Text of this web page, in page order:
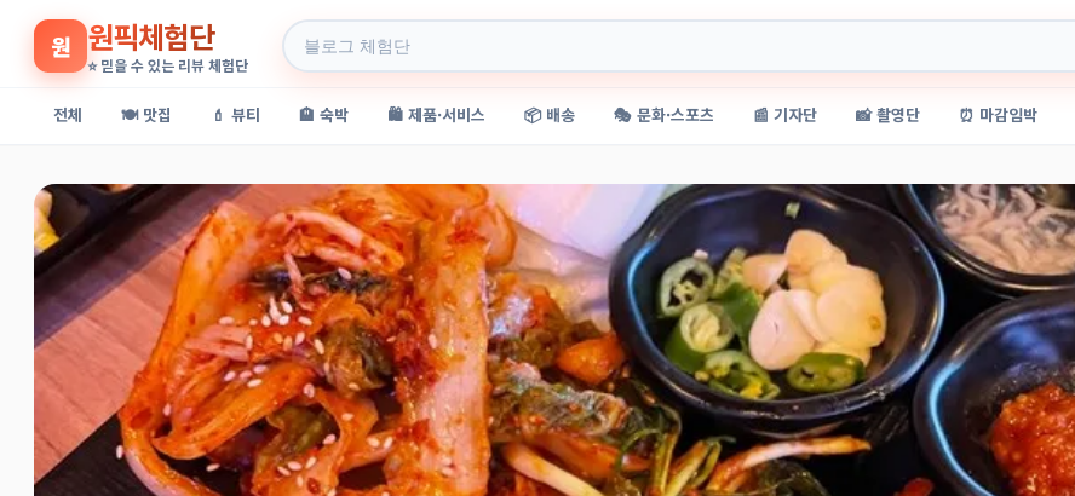
원 원픽체험단
⭐ 믿을 수 있는 리뷰 체험단
전체 🍽️ 맛집 💄 뷰티 🏨 숙박 🛍️ 제품·서비스 📦 배송 🎭 문화·스포츠 📰 기자단 📸 촬영단 ⏰ 마감임박